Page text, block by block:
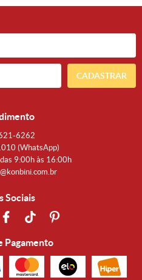
CADASTRAR
6262
(WhatsApp)
9:00h às 16:00h
Sociais
Pagamento